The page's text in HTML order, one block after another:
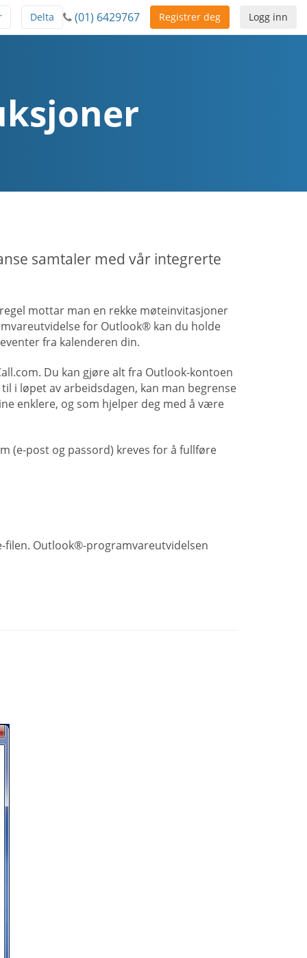
Logg inn
Registrer deg
(01) 6429767
Delta
samtaler med vår integrerte
mottar man en rekke møteinvitasjoner
for Outlook® kan du holde
fra kalenderen din.
Du kan gjøre alt fra Outlook-kontoen
i løpet av arbeidsdagen, kan man begrense
enklere, og som hjelper deg med å være
(e-post og passord) kreves for å fullføre
filen. Outlook®-programvareutvidelsen